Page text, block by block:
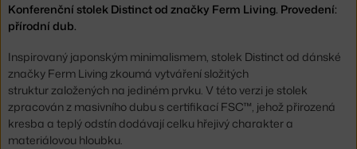
Konferenční stolek Distinct od značky Ferm Living. Provedení:
přírodní dub.
Inspirovaný japonským minimalismem, stolek Distinct od dánské
značky Ferm Living zkoumá vytváření složitých
struktur založených na jediném prvku. V této verzi je stolek
zpracován z masivního dubu s certifikací FSC™, jehož přirozená
kresba a teplý odstín dodávají celku hřejivý charakter a
materiálovou hloubku.